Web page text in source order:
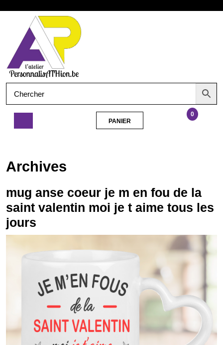
Ouvrir
le
menu
je
en
fou
de
la
moi
0
PANIER
Archives
mug anse coeur je m en fou de la
saint valentin moi je t aime tous les
jours